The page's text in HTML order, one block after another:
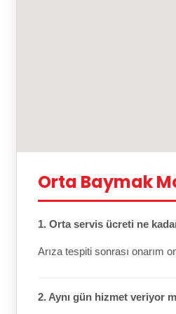
Orta Baymak
1. Orta servis ücreti ne
Arıza tespiti sonrası onarım
2. Aynı gün hizmet veriyor